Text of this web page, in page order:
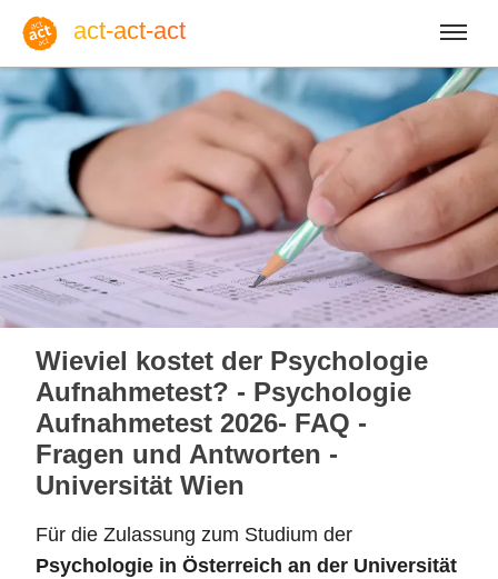
act-act-act
Anmelden
Blog
Fr, 07. August 2026 | 32
Englisch Deutsch
Wieviel kostet der Psychologie
Aufnahmetest? - Psychologie
Aufnahmetest 2026- FAQ -
Fragen und Antworten -
Universität Wien
Für die Zulassung zum Studium der
Psychologie in Österreich an der Universität